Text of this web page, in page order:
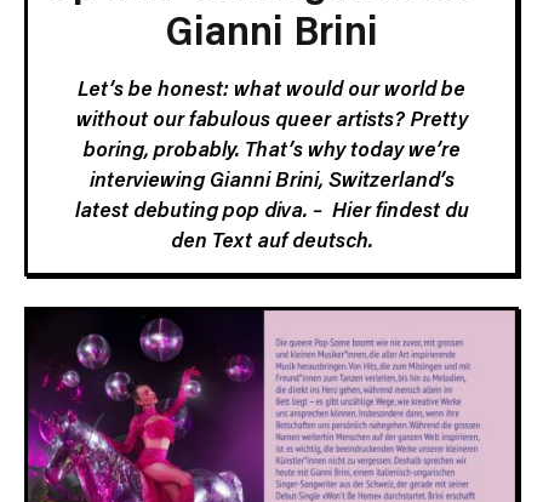
Gianni Brini
Let’s be honest: what would our world be
without our fabulous queer artists? Pretty
boring, probably. That’s why today we’re
interviewing Gianni Brini, Switzerland’s
latest debuting pop diva. – Hier findest du
den Text auf deutsch.